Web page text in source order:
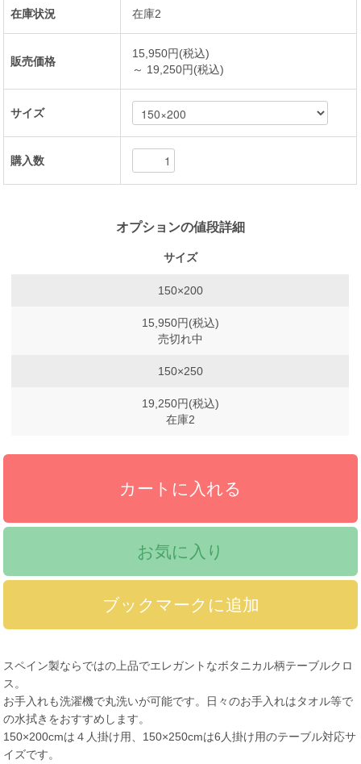
在庫状況 在庫2
販売価格
15,950円(税込)
～ 19,250円(税込)
サイズ
購入数
オプションの値段詳細
サイズ
150×200
15,950円(税込)
売切れ中
150×250
19,250円(税込)
在庫2
お気に入り
スペイン製ならではの上品でエレガントなボタニカル柄テーブルクロ
ス。
お手入れも洗濯機で丸洗いが可能です。日々のお手入れはタオル等で
の水拭きをおすすめします。
150×200cmは４人掛け用、150×250cmは6人掛け用のテーブル対応サ
イズです。